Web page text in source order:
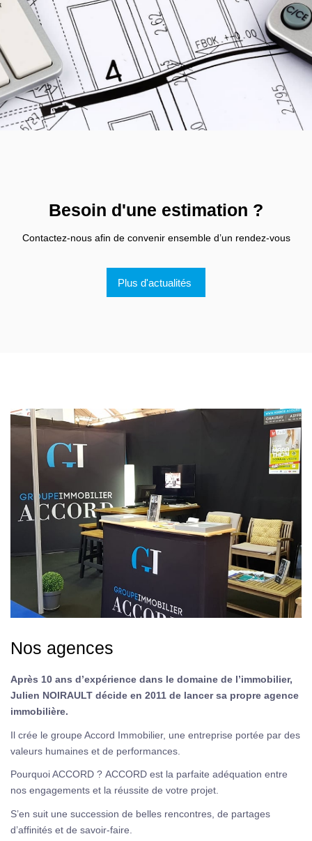
Besoin d'une estimation ?
Contactez-nous afin de convenir ensemble d’un rendez-vous
Plus d'actualités
Nos agences
Après 10 ans d’expérience dans le domaine de l’immobilier,
Julien NOIRAULT décide en 2011 de lancer sa propre agence
immobilière.
Il crée le groupe Accord Immobilier, une entreprise portée par des
valeurs humaines et de performances.
Pourquoi ACCORD ? ACCORD est la parfaite adéquation entre
nos engagements et la réussite de votre projet.
S’en suit une succession de belles rencontres, de partages
d’affinités et de savoir-faire.